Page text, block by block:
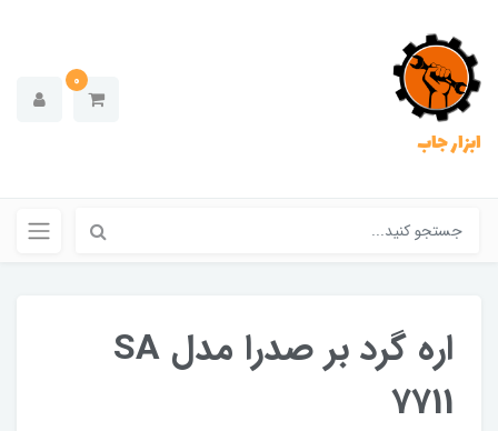
ابزار جاب
0
اره گرد بر صدرا مدل SA
7711